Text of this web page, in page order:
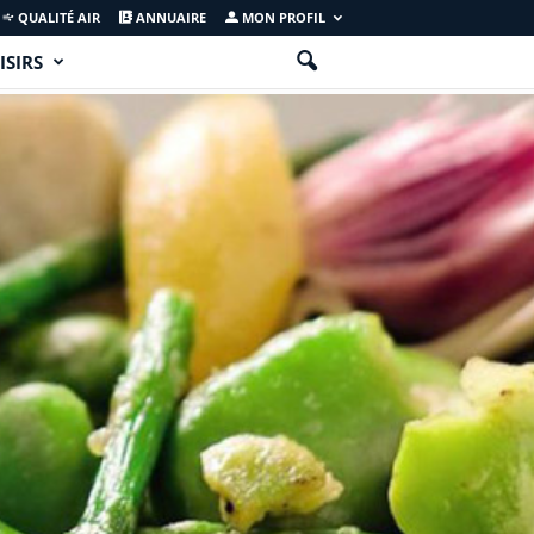
QUALITÉ AIR ANNUAIRE MON PROFIL